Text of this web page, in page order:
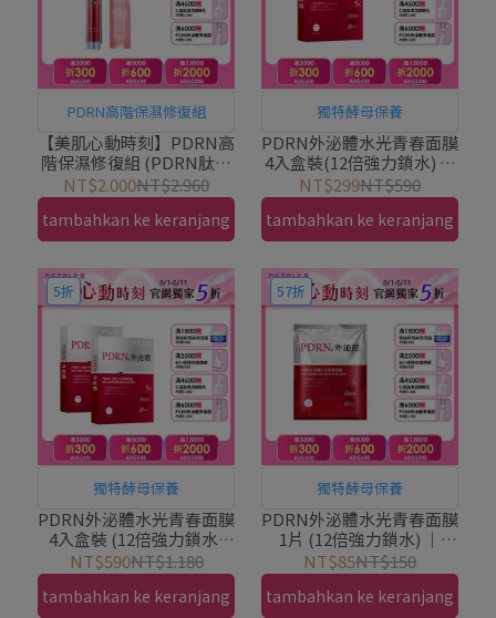
PDRN高階保濕修復組
【美肌心動時刻】PDRN高
階保濕修復組 (PDRN肽針
強效精華15ml+PDRN超保
濕水光精華30ml)｜PEZRI
派翠胜肽保養專家
NT$2.000NT$2.960
tambahkan ke keranjang
獨特酵母保養
PDRN外泌體水光青春面膜
4入盒裝(12倍強力鎖水) ｜
PEZRI派翠胜肽保養專家
NT$299NT$590
tambahkan ke keranjang
5折
獨特酵母保養
PDRN外泌體水光青春面膜
4入盒裝 (12倍強力鎖水)
1+1組｜PEZRI派翠胜肽保
養專家
NT$590NT$1.180
tambahkan ke keranjang
57折
獨特酵母保養
PDRN外泌體水光青春面膜
1片 (12倍強力鎖水) ｜
PEZRI派翠胜肽保養專家
NT$85NT$150
tambahkan ke keranjang